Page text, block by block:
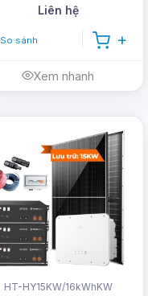
Liên hệ
So sánh
Xem nhanh
HT-HY15KW/16kWhKW